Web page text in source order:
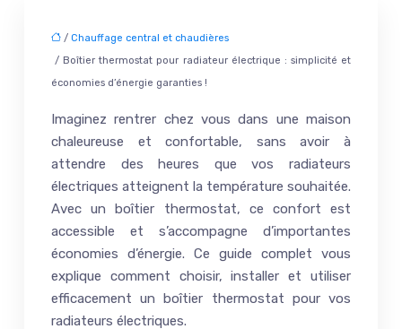
/ Chauffage central et chaudières
/ Boîtier thermostat pour radiateur électrique : simplicité et
économies d’énergie garanties !
Imaginez rentrer chez vous dans une maison
chaleureuse et confortable, sans avoir à
attendre des heures que vos radiateurs
électriques atteignent la température souhaitée.
Avec un boîtier thermostat, ce confort est
accessible et s’accompagne d’importantes
économies d’énergie. Ce guide complet vous
explique comment choisir, installer et utiliser
efficacement un boîtier thermostat pour vos
radiateurs électriques.